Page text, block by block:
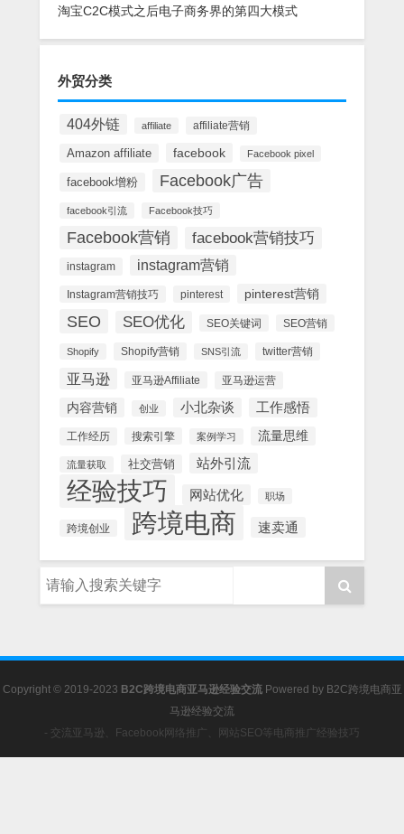
淘宝C2C模式之后电子商务界的第四大模式
外贸分类
404外链 affiliate affiliate营销
Amazon affiliate facebook Facebook pixel
facebook增粉 Facebook广告
facebook引流 Facebook技巧
Facebook营销 facebook营销技巧
instagram instagram营销
Instagram营销技巧 pinterest pinterest营销
SEO SEO优化 SEO关键词 SEO营销
Shopify Shopify营销 SNS引流 twitter营销
亚马逊 亚马逊Affiliate 亚马逊运营
内容营销 创业 小北杂谈 工作感悟
工作经历 搜索引擎 案例学习 流量思维
流量获取 社交营销 站外引流
经验技巧 网站优化 职场
跨境创业 跨境电商 速卖通
Copyright © 2019-2023 B2C跨境电商亚马逊经验交流 Powered by B2C跨境电商亚
马逊经验交流
- 交流亚马逊、Facebook网络推广、网站SEO等电商推广经验技巧